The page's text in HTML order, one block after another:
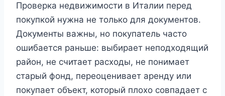
Проверка недвижимости в Италии перед
покупкой нужна не только для документов.
Документы важны, но покупатель часто
ошибается раньше: выбирает неподходящий
район, не считает расходы, не понимает
старый фонд, переоценивает аренду или
покупает объект, который плохо совпадает с